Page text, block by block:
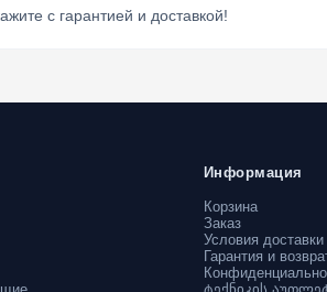
с гарантией и доставкой!
Информация
Корзина
Заказ
Условия доставки
Гарантия и